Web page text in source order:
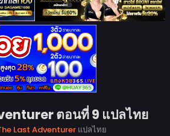
ตอนที่ 9 แปลไทย
Last Adventurer แปลไทย